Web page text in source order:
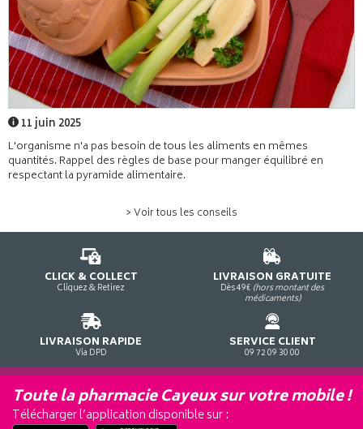
11 juin 2025
L'organisme n'a pas besoin de tous les aliments en mêmes
quantités. Rappel des règles de base pour manger équilibré en
respectant la pyramide alimentaire.
> Voir tous les conseils
CLICK & COLLECT
Cliquez & Retirez
LIVRAISON GRATUITE
Dès 49€ (hors montant des
médicaments)
LIVRAISON RAPIDE
Via DPD
SERVICE CLIENT
09 72 09 30 00
Toute la pharmacie Cayeux sur votre mobile !
Télécharger l’application disponible sur :